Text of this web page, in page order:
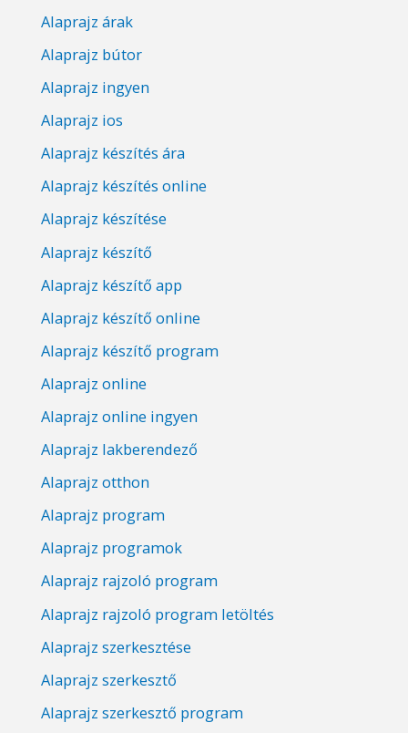
Alaprajz árak
Alaprajz bútor
Alaprajz ingyen
Alaprajz ios
Alaprajz készítés ára
Alaprajz készítés online
Alaprajz készítése
Alaprajz készítő
Alaprajz készítő app
Alaprajz készítő online
Alaprajz készítő program
Alaprajz online
Alaprajz online ingyen
Alaprajz lakberendező
Alaprajz otthon
Alaprajz program
Alaprajz programok
Alaprajz rajzoló program
Alaprajz rajzoló program letöltés
Alaprajz szerkesztése
Alaprajz szerkesztő
Alaprajz szerkesztő program